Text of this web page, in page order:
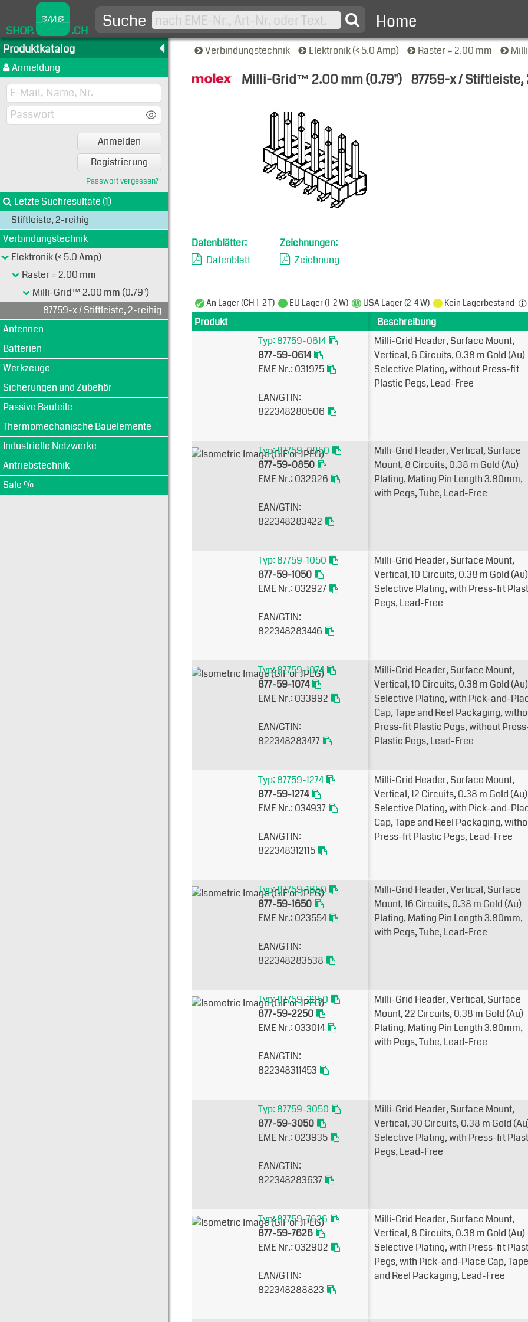
SHOP. .CH Suche Home
Produktkatalog
Anmeldung
Anmelden
Registrierung
Passwort vergessen?
Letzte Suchresultate (1)
Stiftleiste, 2-reihig
Verbindungstechnik
Elektronik (< 5.0 Amp)
Raster = 2.00 mm
Milli-Grid™ 2.00 mm (0.79")
87759-x / Stiftleiste, 2-reihig
Antennen
Batterien
Werkzeuge
Sicherungen und Zubehör
Passive Bauteile
Thermomechanische Bauelemente
Industrielle Netzwerke
Antriebstechnik
Sale %
Verbindungstechnik Elektronik (< 5.0 Amp) Raster = 2.00 mm
Milli-Grid™ 2.00 mm (0.79") 87759-x /
Typen-Ansicht
Datenblätter:
Datenblatt
Zeichnungen:
Zeichnung
An Lager (CH 1-2 T) EU Lager (1-2 W) USA Lager (2-4 W) Kein Lagerbestand
Produkt Beschreibung
Typ: 87759-0614
877-59-0614
EME Nr.: 031975
EAN/GTIN:
822348280506
Milli-Grid Header, Surface Mount,
Vertical, 6 Circuits, 0.38µm Gold (Au)
Selective Plating, without Press-fit
Plastic Pegs, Lead-Free
Typ: 87759-0850
877-59-0850
EME Nr.: 032926
EAN/GTIN:
822348283422
Milli-Grid Header, Vertical, Surface
Mount, 8 Circuits, 0.38µm Gold (Au)
Plating, Mating Pin Length 3.80mm,
with Pegs, Tube, Lead-Free
Typ: 87759-1050
877-59-1050
EME Nr.: 032927
EAN/GTIN:
822348283446
Milli-Grid Header, Surface Mount,
Vertical, 10 Circuits, 0.38µm Gold (Au)
Selective Plating, with Press-fit
Pegs, Lead-Free
Typ: 87759-1074
877-59-1074
EME Nr.: 033992
EAN/GTIN:
822348283477
Milli-Grid Header, Surface Mount,
Vertical, 10 Circuits, 0.38µm Gold (Au)
Selective Plating, with Pick-and-
Cap, Tape and Reel Packaging,
Press-fit Plastic Pegs, without
Plastic Pegs, Lead-Free
Typ: 87759-1274
877-59-1274
EME Nr.: 034937
EAN/GTIN:
822348312115
Milli-Grid Header, Surface Mount,
Vertical, 12 Circuits, 0.38µm Gold (Au)
Selective Plating, with Pick-and-
Cap, Tape and Reel Packaging,
Press-fit Plastic Pegs, Lead-Free
Typ: 87759-1650
877-59-1650
EME Nr.: 023554
EAN/GTIN:
822348283538
Milli-Grid Header, Vertical, Surface
Mount, 16 Circuits, 0.38µm Gold (Au)
Plating, Mating Pin Length 3.80mm,
with Pegs, Tube, Lead-Free
Typ: 87759-2250
877-59-2250
EME Nr.: 033014
EAN/GTIN:
822348311453
Milli-Grid Header, Vertical, Surface
Mount, 22 Circuits, 0.38µm Gold (Au)
Plating, Mating Pin Length 3.80mm,
with Pegs, Tube, Lead-Free
Typ: 87759-3050
877-59-3050
EME Nr.: 023935
EAN/GTIN:
822348283637
Milli-Grid Header, Surface Mount,
Vertical, 30 Circuits, 0.38µm Gold
Selective Plating, with Press-fit
Pegs, Lead-Free
Typ: 87759-7626
877-59-7626
EME Nr.: 032902
EAN/GTIN:
822348288823
Milli-Grid Header, Surface Mount,
Vertical, 8 Circuits, 0.38µm Gold (Au)
Selective Plating, with Press-fit
Pegs, with Pick-and-Place Cap, Tape
and Reel Packaging, Lead-Free